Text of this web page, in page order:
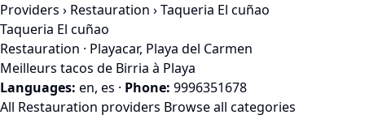
Providers › Restauration › Taqueria El cuñao
Taqueria El cuñao
Restauration · Playacar, Playa del Carmen
Meilleurs tacos de Birria à Playa
Languages: en, es · Phone: 9996351678
All Restauration providers Browse all categories